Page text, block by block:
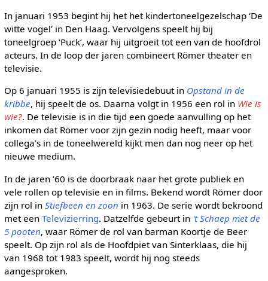
In januari 1953 begint hij het het kindertoneelgezelschap ‘De
witte vogel’ in Den Haag. Vervolgens speelt hij bij
toneelgroep ‘Puck’, waar hij uitgroeit tot een van de hoofdrol
acteurs. In de loop der jaren combineert Römer theater en
televisie.
Op 6 januari 1955 is zijn televisiedebuut in Opstand in de
kribbe, hij speelt de os. Daarna volgt in 1956 een rol in Wie is
wie?. De televisie is in die tijd een goede aanvulling op het
inkomen dat Römer voor zijn gezin nodig heeft, maar voor
collega’s in de toneelwereld kijkt men dan nog neer op het
nieuwe medium.
In de jaren ’60 is de doorbraak naar het grote publiek en
vele rollen op televisie en in films. Bekend wordt Römer door
zijn rol in Stiefbeen en zoon in 1963. De serie wordt bekroond
met een Televizierring. Datzelfde gebeurt in 't Schaep met de
5 pooten, waar Römer de rol van barman Koortje de Beer
speelt. Op zijn rol als de Hoofdpiet van Sinterklaas, die hij
van 1968 tot 1983 speelt, wordt hij nog steeds
aangesproken.